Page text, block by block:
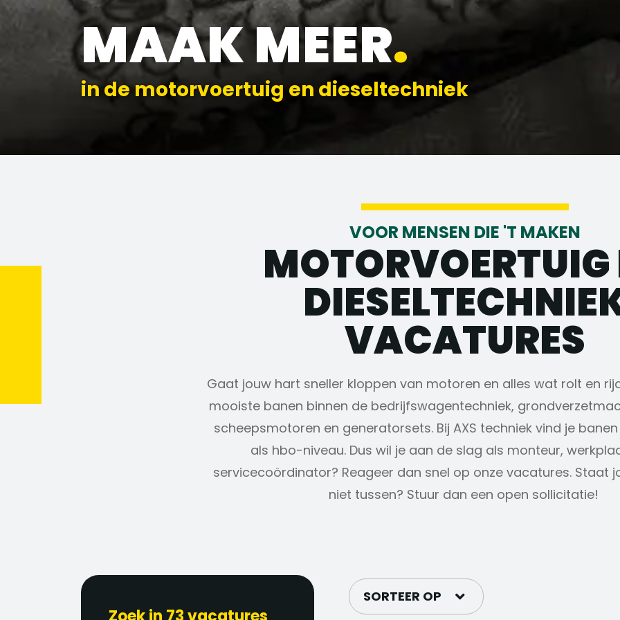
MAAK MEER.
in de motorvoertuig en dieseltechniek
VOOR MENSEN DIE 'T MAKEN
MOTORVOERTUIG
VACATURES
Gaat jouw hart sneller kloppen van motoren en alles wat rolt en
mooiste banen binnen de bedrijfswagentechniek,
scheepsmotoren en generatorsets. Bij AXS techniek vind je
als hbo-niveau. Dus wil je aan de slag als monteur,
servicecoördinator? Reageer dan snel op onze vacatures. Staat
niet tussen? Stuur dan een open sollicitatie!
SORTEER OP